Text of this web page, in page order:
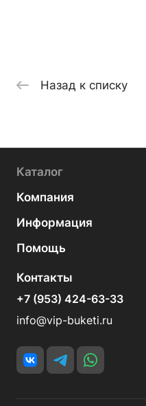
Назад к списку
Каталог
Компания
Информация
Помощь
Контакты
+7 (953) 424-63-33
info@vip-buketi.ru